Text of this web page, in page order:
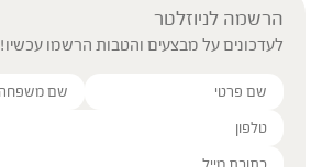
הרשמה לניוזלטר
לעדכונים על מבצעים והטבות הרשמו עכשיו!